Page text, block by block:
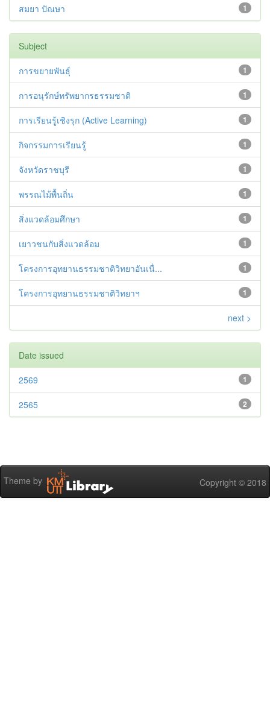
1
สมยา ปัณษา
Subject
1
การขยายพันธุ์
1
การอนุรักษ์ทรัพยากรธรรมชาติ
1
การเรียนรู้เชิงรุก (Active Learning)
1
กิจกรรมการเรียนรู้
1
จังหวัดราชบุรี
1
พรรณไม้พื้นถิ่น
1
สิ่งแวดล้อมศึกษา
1
เยาวชนกับสิ่งแวดล้อม
1
โครงการอุทยานธรรมชาติวิทยาอันเนื่...
1
โครงการอุทยานธรรมชาติวิทยาฯ
next >
Date issued
1
2569
2
2565
Theme by Copyright © 2018